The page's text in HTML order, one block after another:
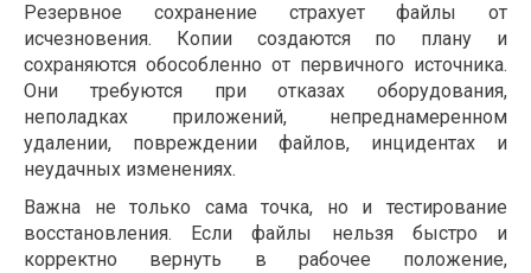
Резервное сохранение страхует файлы от
исчезновения. Копии создаются по плану и
сохраняются обособленно от первичного источника.
Они требуются при отказах оборудования,
неполадках приложений, непреднамеренном
удалении, повреждении файлов, инцидентах и
неудачных изменениях.
Важна не только сама точка, но и тестирование
восстановления. Если файлы нельзя быстро и
корректно вернуть в рабочее положение,